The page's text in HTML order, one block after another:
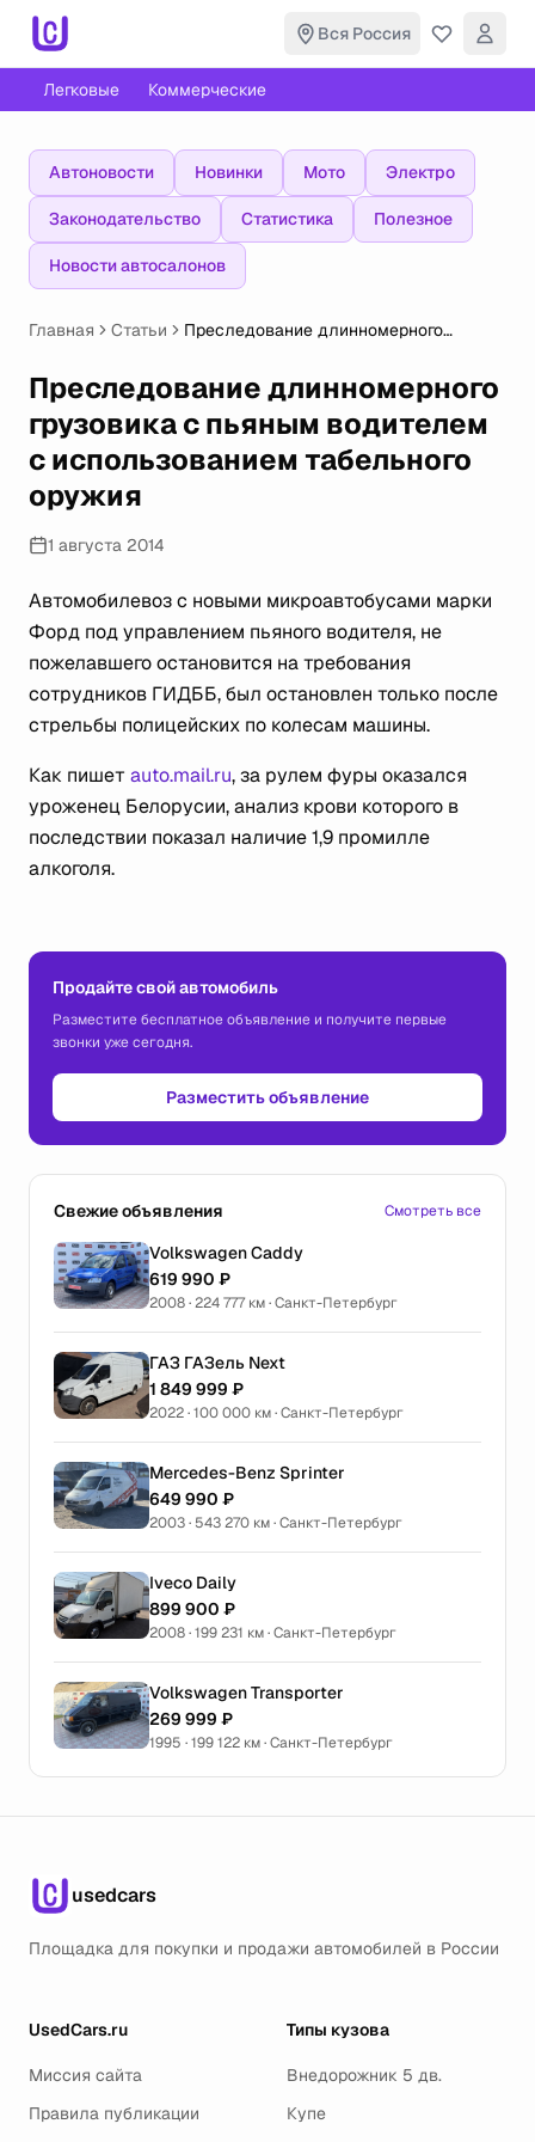
Вся Россия
Легковые Коммерческие
Автоновости Новинки Мото Электро
Законодательство Статистика Полезное
Новости автосалонов
Главная Статьи
Преследование длинномерного
использованием табельного оружия
Преследование длинномерного
грузовика с пьяным водителем
с использованием табельного
оружия
1 августа 2014
Автомобилевоз с новыми микроавтобусами марки
Форд под управлением пьяного водителя, не
пожелавшего остановится на требования
сотрудников ГИДББ, был остановлен только после
стрельбы полицейских по колесам машины.
Как пишет auto.mail.ru, за рулем фуры оказался
уроженец Белорусии, анализ крови которого в
последствии показал наличие 1,9 промилле
алкоголя.
Продайте свой автомобиль
Разместите бесплатное объявление и получите первые
звонки уже сегодня.
Разместить объявление
Свежие объявления Смотреть все
Volkswagen Caddy
619 990 ₽
2008 · 224 777 км · Санкт-Петербург
ГАЗ ГАЗель Next
1 849 999 ₽
2022 · 100 000 км · Санкт-Петербург
Mercedes-Benz Sprinter
649 990 ₽
2003 · 543 270 км · Санкт-Петербург
Iveco Daily
899 900 ₽
2008 · 199 231 км · Санкт-Петербург
Volkswagen Transporter
269 999 ₽
1995 · 199 122 км · Санкт-Петербург
usedcars
Площадка для покупки и продажи автомобилей в России
UsedCars.ru
Миссия сайта
Правила публикации
Типы кузова
Внедорожник 5 дв.
Купе